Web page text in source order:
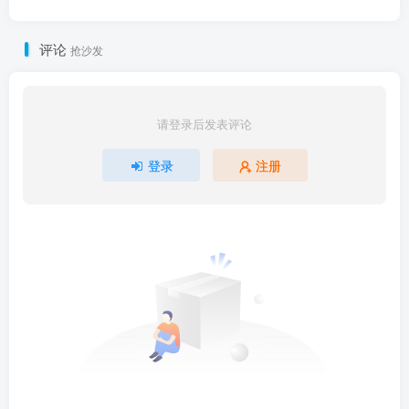
评论 抢沙发
请登录后发表评论
登录 注册